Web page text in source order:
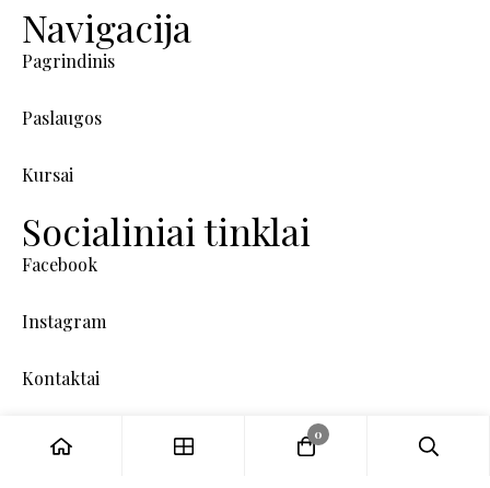
Navigacija
Pagrindinis
Paslaugos
Kursai
Socialiniai tinklai
Facebook
Instagram
Kontaktai
0